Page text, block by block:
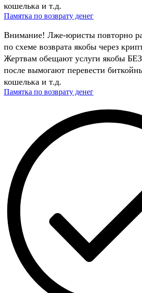
кошелька и т.д.
Памятка по возврату денег
Внимание! Лже-юристы повторно
по схеме возврата якобы через
Жертвам обещают услуги якобы
после вымогают перевести
кошелька и т.д.
Памятка по возврату денег